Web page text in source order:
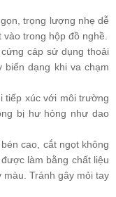
trọng lượng nhẹ dễ
trong hộp đồ nghề.
cáp sử dụng thoải
biến dạng khi va chạm
tiếp xúc với môi trường
bị hư hỏng như dao
cao, cắt ngọt không
làm bằng chất liệu
Tránh gây mỏi tay